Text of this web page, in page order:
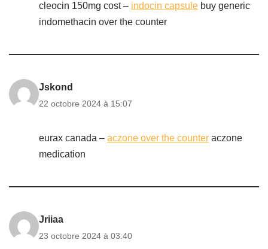
cleocin 150mg cost – indocin capsule buy generic
indomethacin over the counter
Jskond
22 octobre 2024 à 15:07
eurax canada – aczone over the counter aczone
medication
Jriiaa
23 octobre 2024 à 03:40